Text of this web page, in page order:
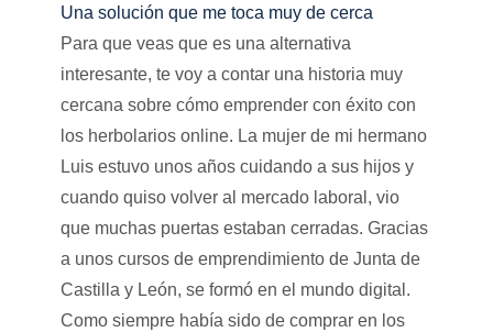
Una solución que me toca muy de cerca
Para que veas que es una alternativa
interesante, te voy a contar una historia muy
cercana sobre cómo emprender con éxito con
los herbolarios online. La mujer de mi hermano
Luis estuvo unos años cuidando a sus hijos y
cuando quiso volver al mercado laboral, vio
que muchas puertas estaban cerradas. Gracias
a unos cursos de emprendimiento de Junta de
Castilla y León, se formó en el mundo digital.
Como siempre había sido de comprar en los